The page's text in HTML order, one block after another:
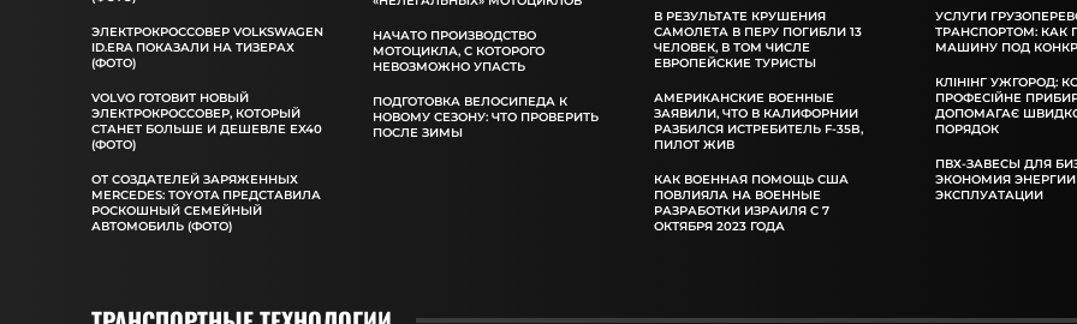
ЭЛЕКТРОКРОССОВЕР VOLKSWAGEN
ID.ERA ПОКАЗАЛИ НА ТИЗЕРАХ
(ФОТО)
VOLVO ГОТОВИТ НОВЫЙ
ЭЛЕКТРОКРОССОВЕР, КОТОРЫЙ
СТАНЕТ БОЛЬШЕ И ДЕШЕВЛЕ EX40
(ФОТО)
ОТ СОЗДАТЕЛЕЙ ЗАРЯЖЕННЫХ
MERCEDES: TOYOTA ПРЕДСТАВИЛА
РОСКОШНЫЙ СЕМЕЙНЫЙ
АВТОМОБИЛЬ (ФОТО)
НАЧАТО ПРОИЗВОДСТВО
МОТОЦИКЛА, С КОТОРОГО
НЕВОЗМОЖНО УПАСТЬ
ПОДГОТОВКА ВЕЛОСИПЕДА К
НОВОМУ СЕЗОНУ: ЧТО ПРОВЕРИТЬ
ПОСЛЕ ЗИМЫ
В РЕЗУЛЬТАТЕ КРУШЕНИЯ
САМОЛЕТА В ПЕРУ ПОГИБЛИ 13
ЧЕЛОВЕК, В ТОМ ЧИСЛЕ
ЕВРОПЕЙСКИЕ ТУРИСТЫ
АМЕРИКАНСКИЕ ВОЕННЫЕ
ЗАЯВИЛИ, ЧТО В КАЛИФОРНИИ
РАЗБИЛСЯ ИСТРЕБИТЕЛЬ F-35B,
ПИЛОТ ЖИВ
КАК ВОЕННАЯ ПОМОЩЬ США
ПОВЛИЯЛА НА ВОЕННЫЕ
РАЗРАБОТКИ ИЗРАИЛЯ С 7
ОКТЯБРЯ 2023 ГОДА
УСЛУГИ
ТРАНСПОРТОМ: КАК
МАШИНУ ПОД
КЛІНІНГ УЖГОРОД:
ПРОФЕСІЙНЕ
ДОПОМАГАЄ
ПОРЯДОК
ПВХ-ЗАВЕСЫ ДЛЯ
ЭКОНОМИЯ
ЭКСПЛУАТАЦИИ